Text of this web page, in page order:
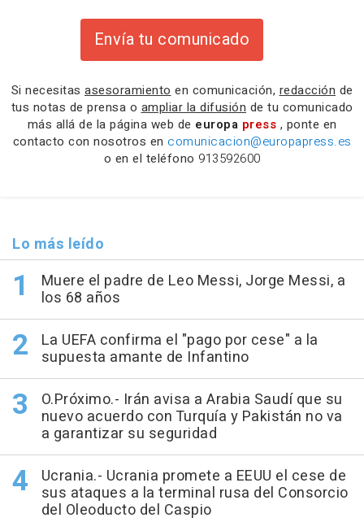
Envía tu comunicado
Si necesitas asesoramiento en comunicación, redacción de
tus notas de prensa o ampliar la difusión de tu comunicado
más allá de la página web de europa press , ponte en
contacto con nosotros en comunicacion@europapress.es
o en el teléfono 913592600
Lo más leído
Muere el padre de Leo Messi, Jorge Messi, a
los 68 años
La UEFA confirma el "pago por cese" a la
supuesta amante de Infantino
O.Próximo.- Irán avisa a Arabia Saudí que su
nuevo acuerdo con Turquía y Pakistán no va
a garantizar su seguridad
Ucrania.- Ucrania promete a EEUU el cese de
sus ataques a la terminal rusa del Consorcio
del Oleoducto del Caspio